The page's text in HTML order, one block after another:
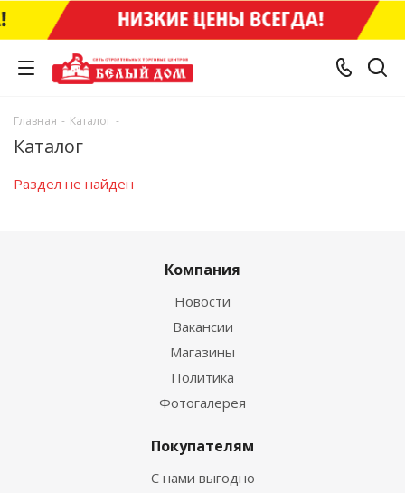
Главная - Каталог -
Каталог
Раздел не найден
Компания
Новости
Вакансии
Магазины
Политика
Фотогалерея
Покупателям
С нами выгодно